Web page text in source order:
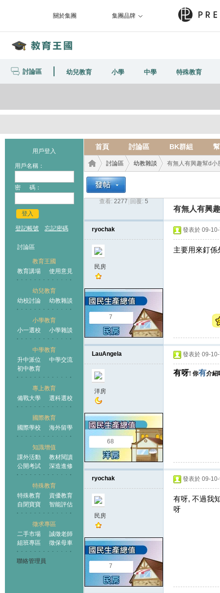
關於集團 集團品牌
討論區 幼兒教育 小學 中學 特殊教育
用戶登入
用戶名稱：
密 碼：
登入
登記帳號 忘記密碼
討論區
教育王國
教育講場
使用意見
幼兒教育
幼校討論
幼教雜談
小學教育
小一選校
小學雜談
中學教育
升中派位
中學交流
初中教育
專上教育
備戰大學
選科選校
國際教育
國際學校
海外留學
知識增值
課外活動
教材閱讀
公開考試
深造進修
特殊教育
特殊教育
資優教育
自閉寶寶
智能評估
徵求專區
二手市場
誠徵老師
組班專區
徵保母車
聯絡管理員
首頁 討論區 BK群組
王國
討論區
›
幼教雜談 有無人有興趣幫d小
查看: 2277 回覆: 5
有無人有興
ryochak
民房
7
發表於 09-
主要用來釘
LauAngela
洋房
68
發表於 09-
有呀! 你有介紹
ryochak
民房
7
發表於 09-
有呀, 不過我
呀